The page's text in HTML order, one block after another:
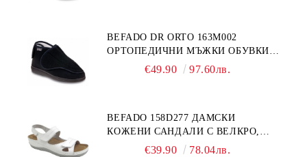
BEFADO DR ORTO 163M002
ОРТОПЕДИЧНИ МЪЖКИ ОБУВКИ
ЗА ГИПСИРАН ИЛИ СВРЪХ
€49.90 97.60лв.
BEFADO 158D277 ДАМСКИ
КОЖЕНИ САНДАЛИ С ВЕЛКРО,
€39.90 78.04лв.